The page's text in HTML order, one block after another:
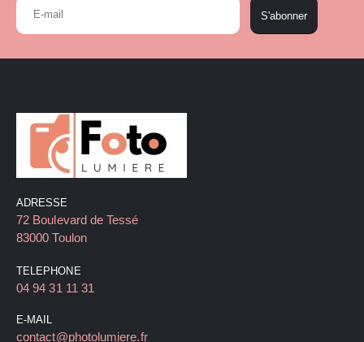
S'abonner
ADRESSE
72 Boulevard de Tessé
83000 Toulon
TELEPHONE
04 94 31 11 31
E-MAIL
contact@photolumiere.fr